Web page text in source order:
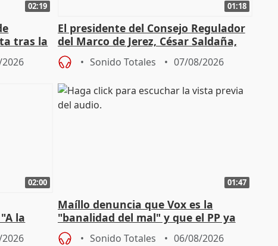
02:19
tras la
01:18
El presidente del Consejo Regulador
del Marco de Jerez, César Saldaña,
sobre exportaciones
Sonido Totales 07/08/2026
02:00
la
01:47
Maíllo denuncia que Vox es la
"banalidad del mal" y que el PP ya
asume todas sus tesis
Sonido Totales 06/08/2026